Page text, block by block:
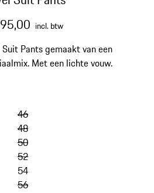
incl. btw
Suit Pants gemaakt van een
Met een lichte vouw.
46
48
50
52
54
56